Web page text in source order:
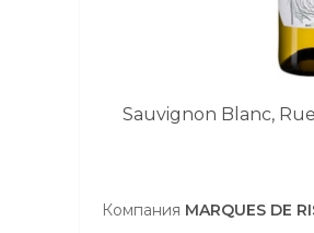
Sauvignon Blanc,
Компания MARQUES DE